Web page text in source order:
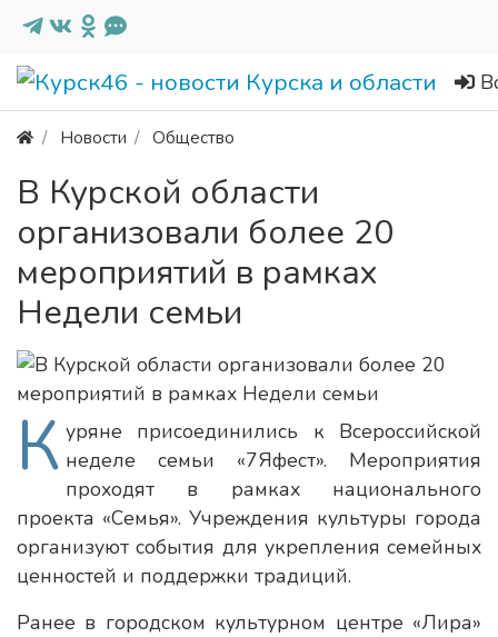
Новости Общество
В Курской области
организовали более 20
мероприятий в рамках
Недели семьи
К уряне присоединились к Всероссийской
неделе семьи «7Яфест». Мероприятия
проходят в рамках национального
проекта «Семья». Учреждения культуры города
организуют события для укрепления семейных
ценностей и поддержки традиций.
Ранее в городском культурном центре «Лира»